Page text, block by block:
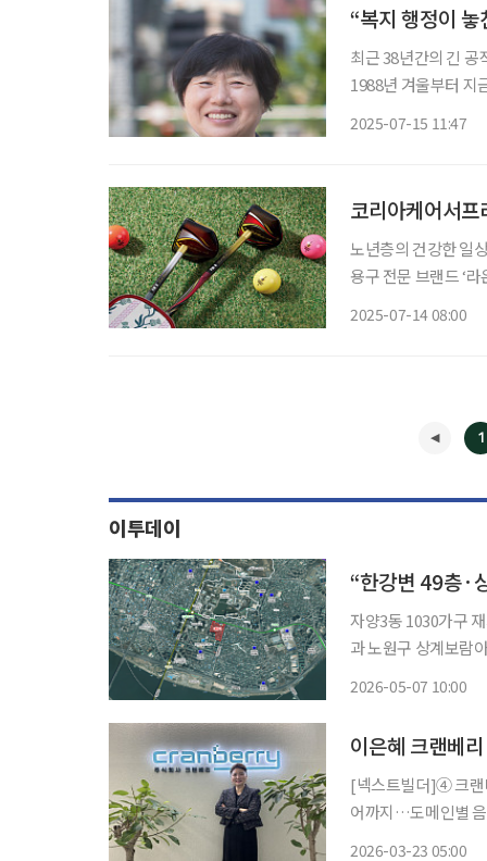
“복지 행정이
최근 38년간의 긴 공
1988년 겨울부터 지
2025-07-15 11:47
코리아케어서
노년층의 건강한 일
용구 전문 브랜드 ‘
2025-07-14 08:00
1
이투데이
“한강변 49층·
자양3동 1030가구 재개발 추
과 노원구 상계보람
2026-05-07 10:00
[넥스트빌더]④ 크랜베리, AI
어까지…도메인별
2026-03-23 05:00